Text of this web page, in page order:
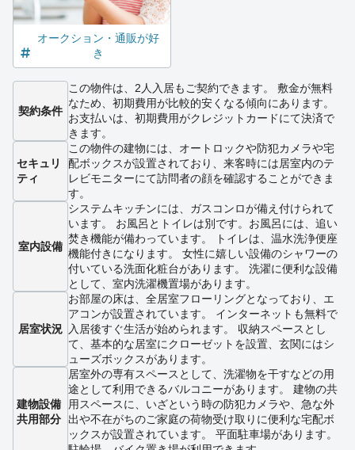
オークション・通販が好
き
契約条件
この物件は、2人入居もご契約できます。 敷金が無料
なため、初期費用が比較的安くなる傾向にあります。
お支払いは、初期費用がクレジットカードにて決済で
きます。
セキュリ
ティ
この物件の建物には、オートロックや防犯カメラや宅
配ボックスが設置されており、来客時には居室内のテ
レビモニターにて訪問者の顔を確認することができま
す。
室内設備
システムキッチンには、ガスコンロが備え付けられて
います。 お風呂とトイレは別です。お風呂には、追い
焚き機能が備わっています。 トイレは、温水洗浄便座
機能付きになります。 女性に嬉しい設備のシャワーの
付いている洗面化粧台があります。 洗濯に便利な設備
として、室内洗濯機置場があります。
居室状況
お部屋の床は、全居室フローリングとなっており、エ
アコンが設置されています。 インターネットも無料で
入居後すぐ生活が始められます。 収納スペースとし
て、基本的な居室にクローゼットを設置、玄関にはシ
ューズボックスがあります。
建物設備
共用部分
居室外の専有スペースとして、洗濯物を干すなどの用
途として利用できるバルコニーがあります。 建物の共
用スペースに、いざという時の防犯カメラや、急な外
出や不在がちのご家庭の荷物受け取りに便利な宅配ボ
ックスが設置されています。 平面駐車場があります。